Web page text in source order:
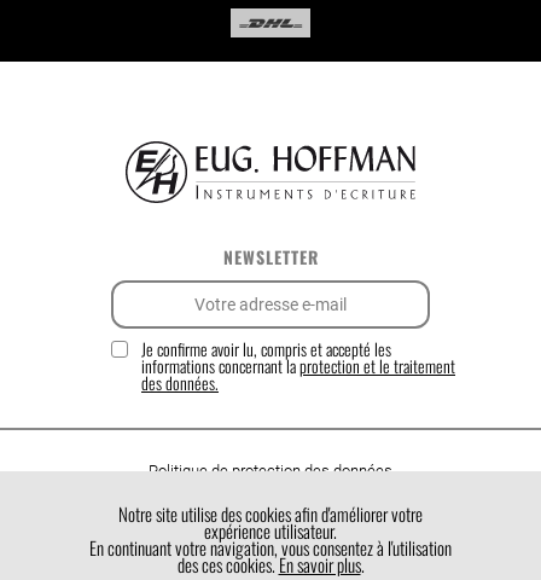
NEWSLETTER
Je confirme avoir lu, compris et accepté les
informations concernant laprotection et le traitement
des données.
Politique de protection des données
Politique de cookies
Conditions générales de vente
Notre site utilise des cookies afin d'améliorer votre
expérience utilisateur.
En continuant votre navigation, vous consentez à l'utilisation
des ces cookies.En savoir plus.